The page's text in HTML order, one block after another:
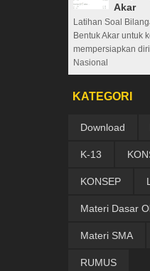
Akar
Latihan Soal
Bentuk Akar untuk
mempersiapkan
Nasional
KATEGORI
Download
K-13
KONSEP
Materi Dasar
Materi SMA
RUMUS